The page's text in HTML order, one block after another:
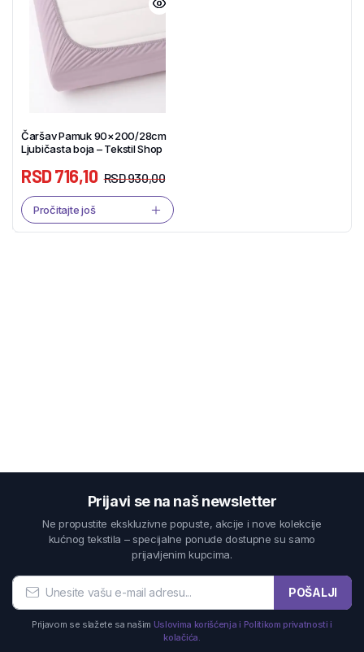
Čaršav Pamuk 90×200/28cm
Ljubičasta boja – Tekstil Shop
RSD930,00
RSD716,10
Pročitajte još
Prijavi se na naš newsletter
Ne propustite ekskluzivne popuste, akcije i nove kolekcije
kućnog tekstila – specijalne ponude dostupne su samo
prijavljenim kupcima.
POŠALJI
Prijavom se slažete sa našim Uslovima korišćenja i Politikom privatnosti i
kolačića.